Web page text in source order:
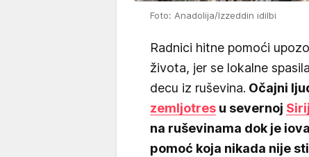
Foto: Anadolija/İzzeddin idilbi
Radnici hitne pomoći
života, jer se lokalne
decu iz ruševina. Očajni
zemljotres u severnoj
na ruševinama dok je
pomoć koja nikada nije